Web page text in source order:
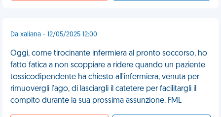
Da xaliana - 12/05/2025 12:00
Oggi, come tirocinante infermiera al pronto soccorso, ho
fatto fatica a non scoppiare a ridere quando un paziente
tossicodipendente ha chiesto all'infermiera, venuta per
rimuovergli l'ago, di lasciargli il catetere per facilitargli il
compito durante la sua prossima assunzione. FML